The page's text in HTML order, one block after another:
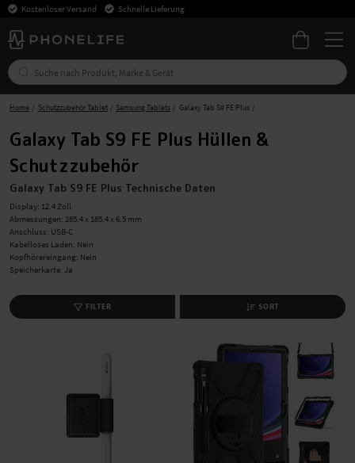
Kostenloser Versand Schnelle Lieferung
Home Schutzzubehör Tablet Samsung Tablets Galaxy Tab S9 FE Plus
Galaxy Tab S9 FE Plus Hüllen &
Schutzzubehör
Galaxy Tab S9 FE Plus Technische Daten
Display: 12.4 Zoll
Abmessungen: 285.4 x 185.4 x 6.5 mm
Anschluss: USB-C
Kabelloses Laden: Nein
Kopfhörereingang: Nein
Speicherkarte: Ja
FILTER SORT